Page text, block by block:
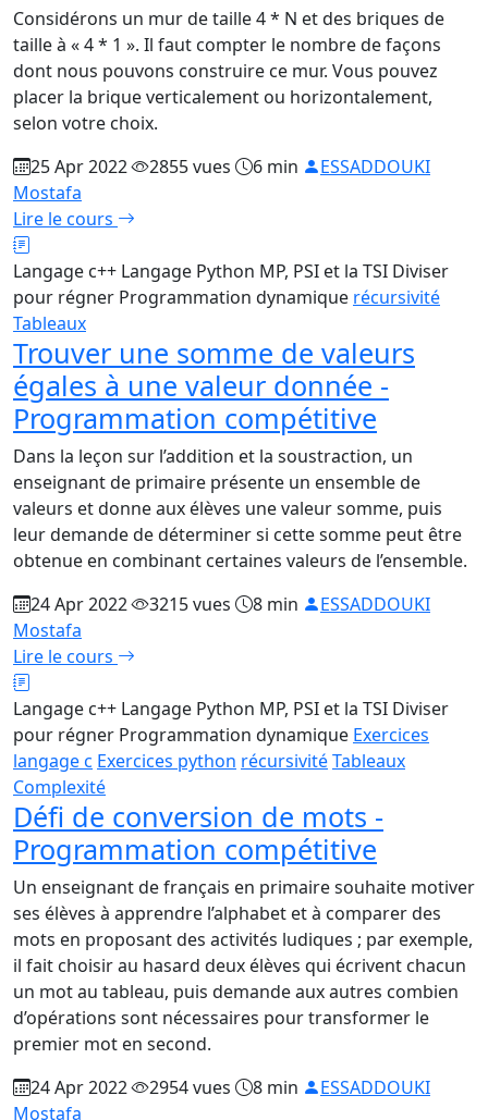
Considérons un mur de taille 4 * N et des briques de
taille à « 4 * 1 ». Il faut compter le nombre de façons
dont nous pouvons construire ce mur. Vous pouvez
placer la brique verticalement ou horizontalement,
selon votre choix.
25 Apr 2022
2855 vues 6 min
ESSADDOUKI
Mostafa
Lire le cours
Langage c++ Langage Python MP, PSI et la TSI Diviser
pour régner Programmation dynamique récursivité
Tableaux
Trouver une somme de valeurs
égales à une valeur donnée -
Programmation compétitive
Dans la leçon sur l’addition et la soustraction, un
enseignant de primaire présente un ensemble de
valeurs et donne aux élèves une valeur somme, puis
leur demande de déterminer si cette somme peut être
obtenue en combinant certaines valeurs de l’ensemble.
24 Apr 2022
3215 vues 8 min
ESSADDOUKI
Mostafa
Lire le cours
Langage c++ Langage Python MP, PSI et la TSI Diviser
pour régner Programmation dynamique Exercices
langage c Exercices python récursivitéTableaux
Complexité
Défi de conversion de mots -
Programmation compétitive
Un enseignant de français en primaire souhaite motiver
ses élèves à apprendre l’alphabet et à comparer des
mots en proposant des activités ludiques ; par exemple,
il fait choisir au hasard deux élèves qui écrivent chacun
un mot au tableau, puis demande aux autres combien
d’opérations sont nécessaires pour transformer le
premier mot en second.
24 Apr 2022
2954 vues 8 min
ESSADDOUKI
Mostafa